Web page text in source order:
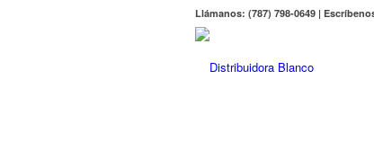
Llámanos: (787) 798-0649 |